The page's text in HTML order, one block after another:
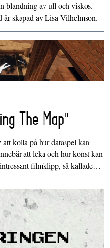
blandning av ull och viskos.
är skapad av Lisa Vilhelmson.
The Map"
kolla på hur dataspel kan
att leka och hur konst kan
filmklipp, så kallade…